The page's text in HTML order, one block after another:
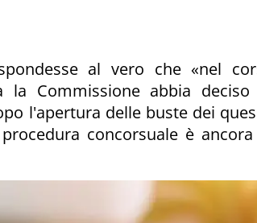
al vero che «nel
la Commissione abbia
l'apertura delle buste dei
concorsuale è